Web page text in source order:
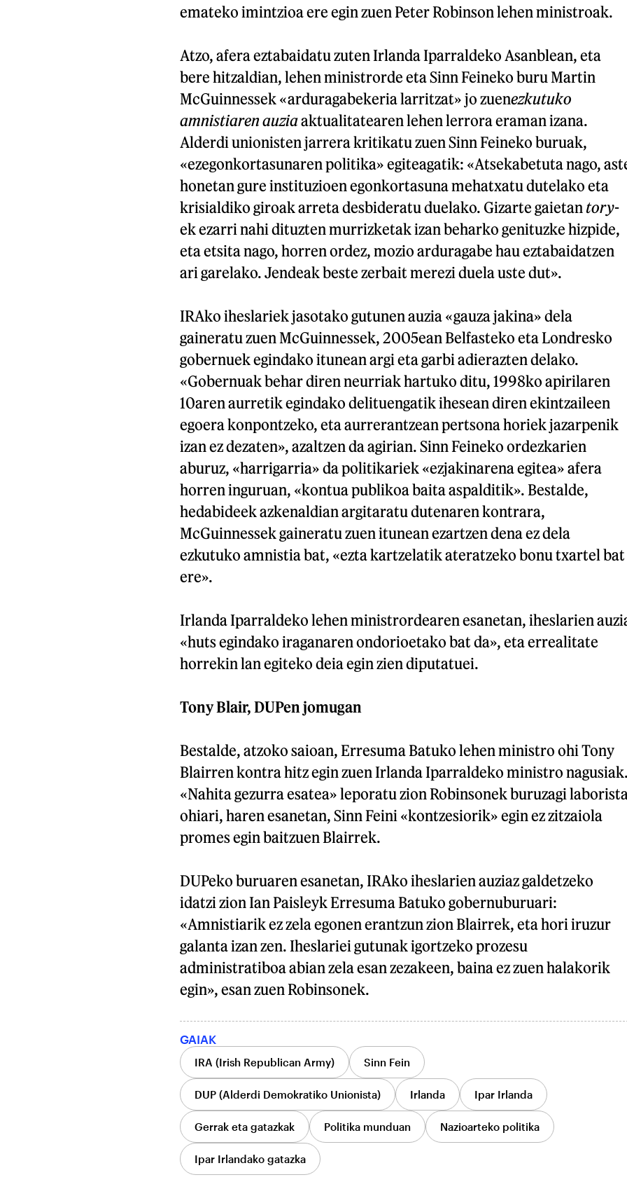
emateko imintzioa ere egin zuen Peter Robinson lehen ministroak.
Atzo, afera eztabaidatu zuten Irlanda Iparraldeko Asanblean, eta
bere hitzaldian, lehen ministrorde eta Sinn Feineko buru Martin
McGuinnessek «arduragabekeria larritzat» jo zuenezkutuko
amnistiaren auziaaktualitatearen lehen lerrora eraman izana.
Alderdi unionisten jarrera kritikatu zuen Sinn Feineko buruak,
«ezegonkortasunaren politika» egiteagatik: «Atsekabetuta nago,
honetan gure instituzioen egonkortasuna mehatxatu dutelako eta
krisialdiko giroak arreta desbideratu duelako. Gizarte gaietan tory-
ek ezarri nahi dituzten murrizketak izan beharko genituzke hizpide,
eta etsita nago, horren ordez, mozio arduragabe hau eztabaidatzen
ari garelako. Jendeak beste zerbait merezi duela uste dut».
IRAko iheslariek jasotako gutunen auzia «gauza jakina» dela
gaineratu zuen McGuinnessek, 2005ean Belfasteko eta Londresko
gobernuek egindako itunean argi eta garbi adierazten delako.
«Gobernuak behar diren neurriak hartuko ditu, 1998ko apirilaren
10aren aurretik egindako delituengatik ihesean diren ekintzaileen
egoera konpontzeko, eta aurrerantzean pertsona horiek jazarpenik
izan ez dezaten», azaltzen da agirian. Sinn Feineko ordezkarien
aburuz, «harrigarria» da politikariek «ezjakinarena egitea» afera
horren inguruan, «kontua publikoa baita aspalditik». Bestalde,
hedabideek azkenaldian argitaratu dutenaren kontrara,
McGuinnessek gaineratu zuen itunean ezartzen dena ez dela
ezkutuko amnistia bat, «ezta kartzelatik ateratzeko bonu txartel bat
ere».
Irlanda Iparraldeko lehen ministrordearen esanetan, iheslarien
«huts egindako iraganaren ondorioetako bat da», eta errealitate
horrekin lan egiteko deia egin zien diputatuei.
Tony Blair, DUPen jomugan
Bestalde, atzoko saioan, Erresuma Batuko lehen ministro ohi Tony
Blairren kontra hitz egin zuen Irlanda Iparraldeko ministro
«Nahita gezurra esatea» leporatu zion Robinsonek buruzagi
ohiari, haren esanetan, Sinn Feini «kontzesiorik» egin ez zitzaiola
promes egin baitzuen Blairrek.
DUPeko buruaren esanetan, IRAko iheslarien auziaz galdetzeko
idatzi zion Ian Paisleyk Erresuma Batuko gobernuburuari:
«Amnistiarik ez zela egonen erantzun zion Blairrek, eta hori iruzur
galanta izan zen. Iheslariei gutunak igortzeko prozesu
administratiboa abian zela esan zezakeen, baina ez zuen halakorik
egin», esan zuen Robinsonek.
GAIAK
IRA (Irish Republican Army) Sinn Fein
DUP (Alderdi Demokratiko Unionista) Irlanda Ipar Irlanda
Gerrak eta gatazkak Politika munduan Nazioarteko politika
Ipar Irlandako gatazka